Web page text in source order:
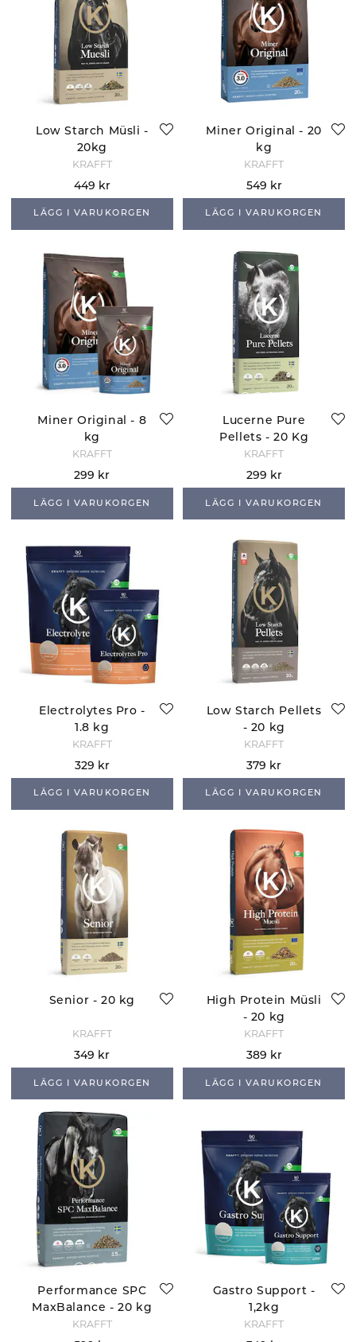
Low Starch Müsli -
20kg
KRAFFT
449 kr
LÄGG I VARUKORGEN
Miner Original - 20
kg
KRAFFT
549 kr
LÄGG I VARUKORGEN
Miner Original - 8
kg
KRAFFT
299 kr
LÄGG I VARUKORGEN
Lucerne Pure
Pellets - 20 Kg
KRAFFT
299 kr
LÄGG I VARUKORGEN
Electrolytes Pro -
1.8 kg
KRAFFT
329 kr
LÄGG I VARUKORGEN
Low Starch Pellets
- 20 kg
KRAFFT
379 kr
LÄGG I VARUKORGEN
Senior - 20 kg
KRAFFT
349 kr
LÄGG I VARUKORGEN
High Protein Müsli
- 20 kg
KRAFFT
389 kr
LÄGG I VARUKORGEN
Performance SPC
MaxBalance - 20 kg
KRAFFT
Gastro Support -
1,2kg
KRAFFT